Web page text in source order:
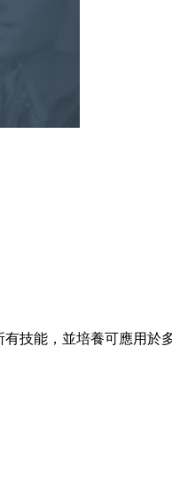
技能，並培養可應用於